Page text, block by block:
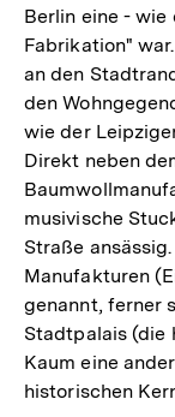
Berlin eine - wie
Fabrikation"
an den
den
wie der
Direkt neben
musivische
Straße
Manufakturen
genannt, ferner
Stadtpalais (die
Kaum eine
historischen